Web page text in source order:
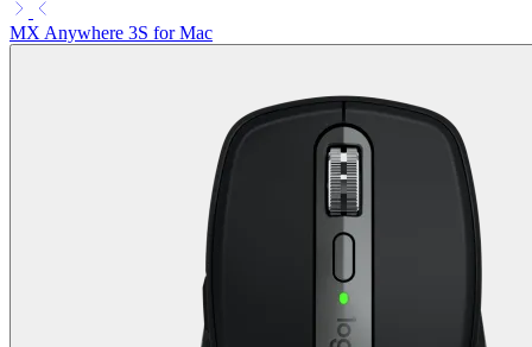
MX Anywhere 3S for Mac